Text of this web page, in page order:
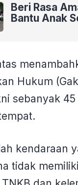
Beri Rasa
Bantu Anak
Hukum
sebanyak
kendaraan
tidak